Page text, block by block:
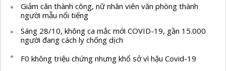
Giảm cân thành công, nữ nhân viên văn phòng thành
người mẫu nổi tiếng
Sáng 28/10, không ca mắc mới COVID-19, gần 15.000
người đang cách ly chống dịch
F0 không triệu chứng nhưng khổ sở vì hậu Covid-19